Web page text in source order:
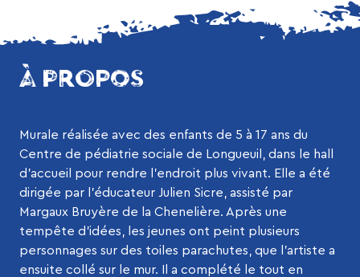
À PROPOS
Murale réalisée avec des enfants de 5 à 17 ans du
Centre de pédiatrie sociale de Longueuil, dans le hall
d’accueil pour rendre l’endroit plus vivant. Elle a été
dirigée par l’éducateur Julien Sicre, assisté par
Margaux Bruyère de la Chenelière. Après une
tempête d’idées, les jeunes ont peint plusieurs
personnages sur des toiles parachutes, que l’artiste a
ensuite collé sur le mur. Il a complété le tout en